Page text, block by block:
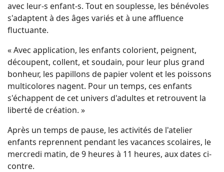
avec leur-s enfant-s. Tout en souplesse, les bénévoles
s'adaptent à des âges variés et à une affluence
fluctuante.
« Avec application, les enfants colorient, peignent,
découpent, collent, et soudain, pour leur plus grand
bonheur, les papillons de papier volent et les poissons
multicolores nagent. Pour un temps, ces enfants
s'échappent de cet univers d'adultes et retrouvent la
liberté de création. »
Après un temps de pause, les activités de l'atelier
enfants reprennent pendant les vacances scolaires, le
mercredi matin, de 9 heures à 11 heures, aux dates ci-
contre.